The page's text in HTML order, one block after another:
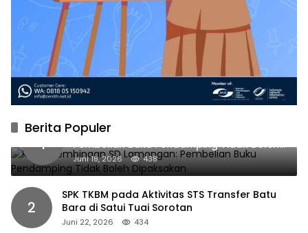
Berita Populer
1
Kabid Pembinaan SD Lamongan:
Pembelian Buku Pendamping Tidak Boleh
Dipaksakan
Juni 18, 2026 438
2
SPK TKBM pada Aktivitas STS Transfer Batu
Bara di Satui Tuai Sorotan
Juni 22, 2026 434